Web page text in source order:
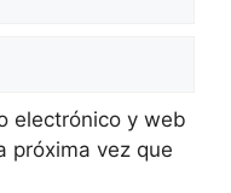
electrónico y web
próxima vez que